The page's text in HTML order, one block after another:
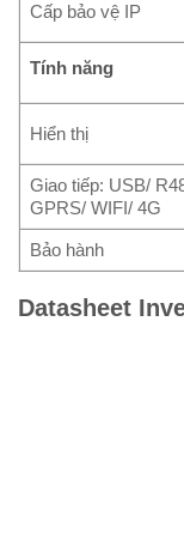
Cấp bảo vệ IP
Tính năng
Hiển thị
Giao tiếp: USB/
GPRS/ WIFI/ 4G
Bảo hành
Datasheet